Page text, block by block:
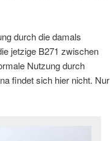
durch die damals
jetzige B271 zwischen
Nutzung durch
findet sich hier nicht. Nur